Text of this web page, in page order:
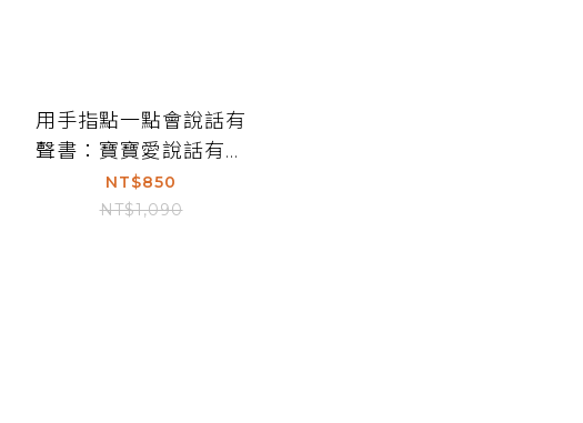
用手指點一點會說話有
聲書：寶寶愛說話有聲
認字圖卡（點點書4）
NT$850
NT$1,090